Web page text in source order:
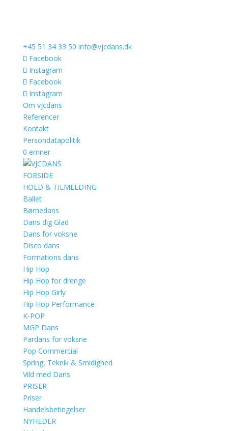
+45 51 34 33 50 info@vjcdans.dk
Facebook
Instagram
Facebook
Instagram
Om vjcdans
Referencer
Kontakt
Persondatapolitik
0 emner
FORSIDE
HOLD & TILMELDING
Ballet
Børnedans
Dans dig Glad
Dans for voksne
Disco dans
Formations dans
Hip Hop
Hip Hop for drenge
Hip Hop Girly
Hip Hop Performance
K-POP
MGP Dans
Pardans for voksne
Pop Commercial
Spring, Teknik & Smidighed
Vild med Dans
PRISER
Priser
Handelsbetingelser
NYHEDER